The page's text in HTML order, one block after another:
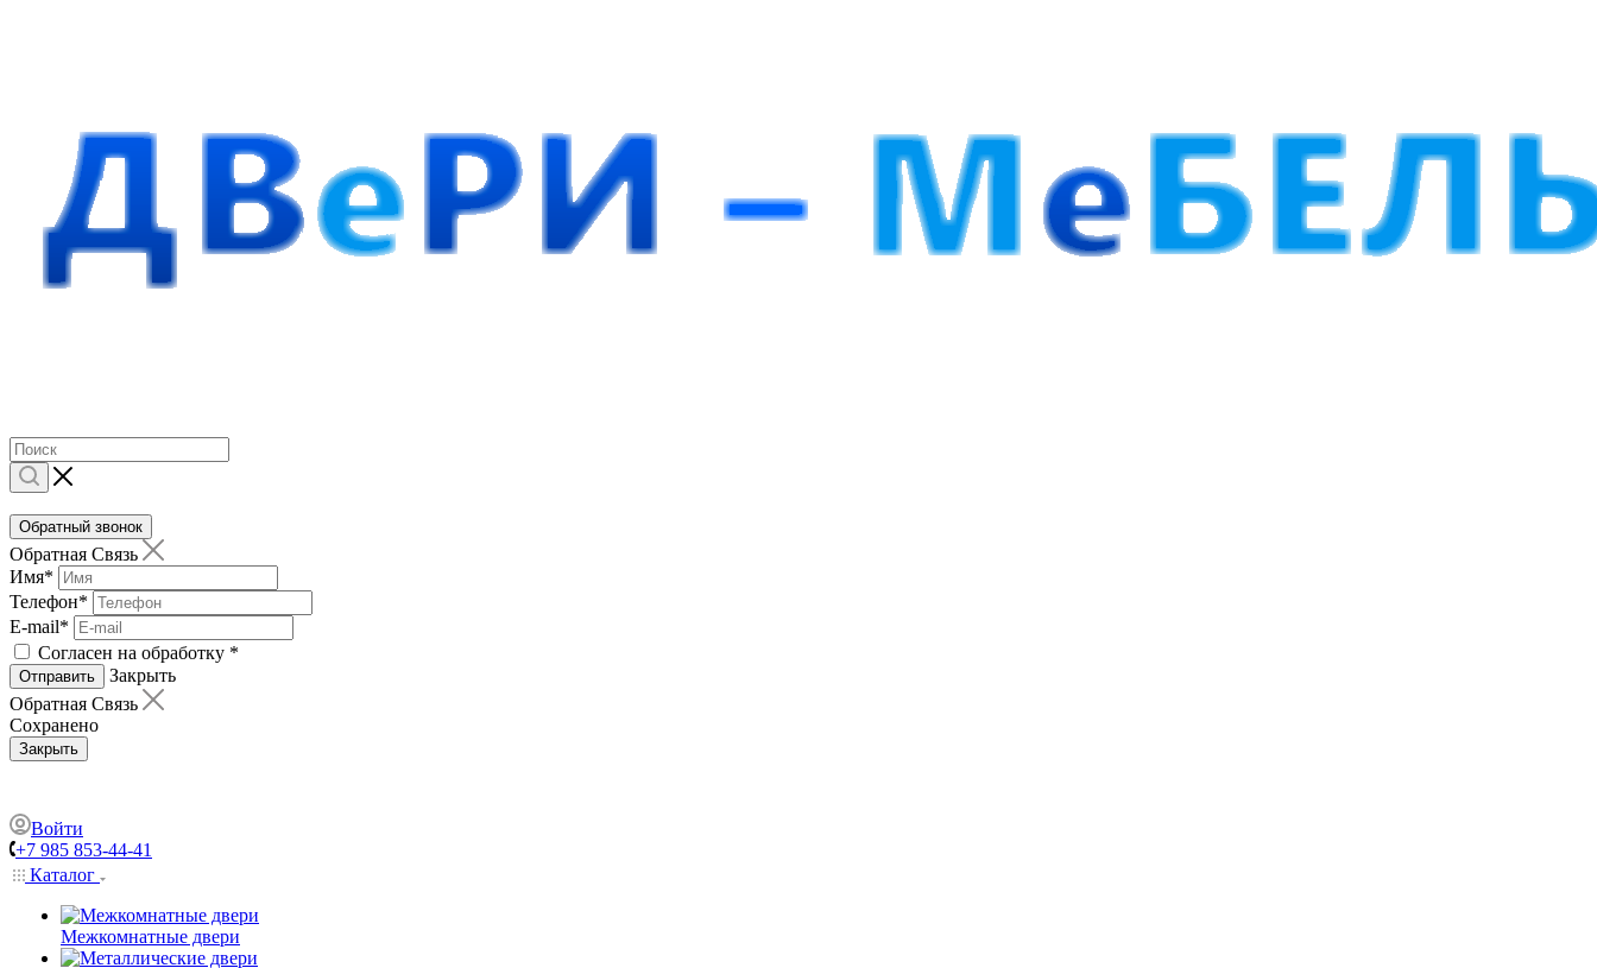
Обратный звонок
Обратная Связь
Имя*
Телефон*
E-mail*
Согласен на обработку *
Отправить
Закрыть
Обратная Связь
Сохранено
Закрыть
Войти
+7 985 853-44-41
Каталог
Межкомнатные двери